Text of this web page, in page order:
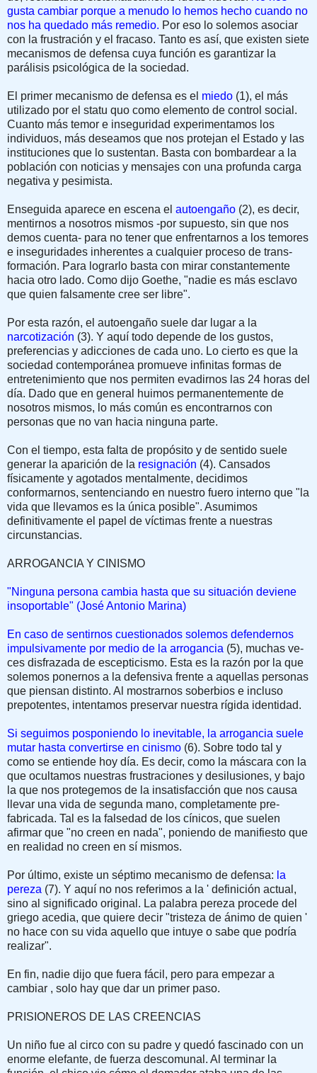
gusta cambiar porque a menudo lo hemos hecho cuando no
nos ha quedado más remedio. Por eso lo solemos asociar
con la frustración y el fracaso. Tanto es así, que existen siete
mecanismos de defensa cuya función es garantizar la
parálisis psicológica de la sociedad.
El primer mecanismo de defensa es el miedo (1), el más
utiliza­do por el statu quo como elemento de control social.
Cuanto más temor e inse­guridad experimentamos los
individuos, más deseamos que nos protejan el Esta­do y las
instituciones que lo sustentan. Basta con bombardear a la
población con noticias y mensajes con una pro­funda carga
negativa y pesimista.
Enseguida aparece en escena el au­toengaño (2), es decir,
mentirnos a noso­tros mismos -por supuesto, sin que nos
demos cuenta- para no tener que en­frentarnos a los temores
e inseguridades inherentes a cualquier proceso de trans­
formación. Para lograrlo basta con mirar constantemente
hacia otro lado. Como dijo Goethe, "nadie es más esclavo
que quien falsamente cree ser libre".
Por esta razón, el autoengaño suele dar lugar a la
narcotización (3). Y aquí todo depende de los gustos,
preferencias y adicciones de cada uno. Lo cierto es que la
sociedad contemporánea promueve infinitas formas de
entretenimiento que nos permiten evadirnos las 24 horas del
día. Dado que en general huimos permanentemente de
nosotros mismos, lo más común es encontrarnos con
personas que no van hacia ninguna parte.
Con el tiempo, esta falta de propó­sito y de sentido suele
generar la apa­rición de la resignación (4). Cansados
físicamente y agotados mentalmente, decidimos
conformarnos, sentencian­do en nuestro fuero interno que "la
vida que llevamos es la única posible". Asu­mimos
definitivamente el papel de vícti­mas frente a nuestras
circunstancias.
ARROGANCIA Y CINISMO
"Ninguna persona cambia hasta que su situación deviene
insoportable" (José Antonio Marina)
En caso de sentirnos cuestionados sole­mos defendernos
impulsivamente por medio de la arrogancia (5), muchas ve­
ces disfrazada de escepticismo. Esta es la razón por la que
solemos ponernos a la defensiva frente a aquellas personas
que piensan distinto. Al mostrarnos sober­bios e incluso
prepotentes, intentamos preservar nuestra rígida identidad.
Si seguimos posponiendo lo inevi­table, la arrogancia suele
mutar hasta convertirse en cinismo (6). Sobre todo tal y
como se entiende hoy día. Es decir, como la máscara con la
que ocultamos nuestras frustraciones y desilusiones, y bajo
la que nos protegemos de la insa­tisfacción que nos causa
llevar una vida de segunda mano, completamente pre­
fabricada. Tal es la falsedad de los cíni­cos, que suelen
afirmar que "no creen en nada", poniendo de manifiesto que
en realidad no creen en sí mismos.
Por último, existe un séptimo mecanismo de defensa: la
pereza (7). Y aquí no nos referimos a la ' definición actual,
sino al significa­do original. La palabra pereza pro­cede del
griego acedia, que quiere decir "tristeza de ánimo de quien '
no hace con su vida aquello que intuye o sabe que podría
realizar".
En fin, nadie dijo que fuera fá­cil, pero para empezar a
cambiar , solo hay que dar un primer paso.
PRISIONEROS DE LAS CREENCIAS
Un niño fue al circo con su padre y quedó fascinado con un
enorme elefante, de fuerza descomunal. Al terminar la